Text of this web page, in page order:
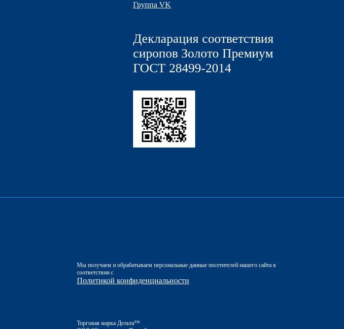
Группа VK
Декларация соответствия
сиропов Золото Премиум
ГОСТ 28499-2014
Мы получаем и обрабатываем персональные данные посетителей нашего сайта в
соответствии с
Политикой конфиденциальности
Торговая марка Дельта™